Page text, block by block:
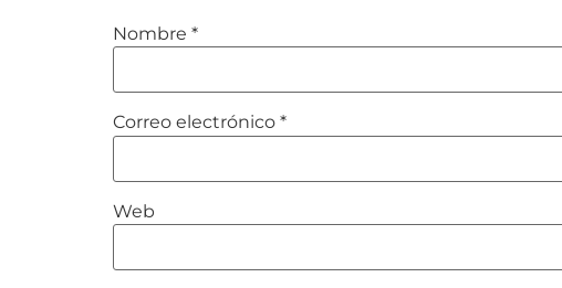
Nombre *
Correo electrónico *
Web